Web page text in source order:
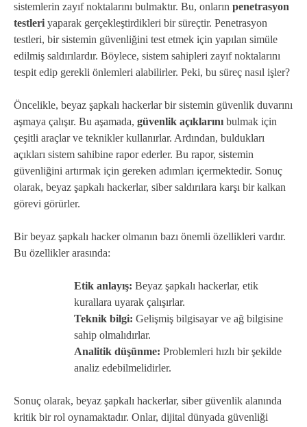
sistemlerin zayıf noktalarını bulmaktır. Bu, onların penetrasyon
testleri yaparak gerçekleştirdikleri bir süreçtir. Penetrasyon
testleri, bir sistemin güvenliğini test etmek için yapılan simüle
edilmiş saldırılardır. Böylece, sistem sahipleri zayıf noktalarını
tespit edip gerekli önlemleri alabilirler. Peki, bu süreç nasıl işler?
Öncelikle, beyaz şapkalı hackerlar bir sistemin güvenlik duvarını
aşmaya çalışır. Bu aşamada, güvenlik açıklarını bulmak için
çeşitli araçlar ve teknikler kullanırlar. Ardından, buldukları
açıkları sistem sahibine rapor ederler. Bu rapor, sistemin
güvenliğini artırmak için gereken adımları içermektedir. Sonuç
olarak, beyaz şapkalı hackerlar, siber saldırılara karşı bir kalkan
görevi görürler.
Bir beyaz şapkalı hacker olmanın bazı önemli özellikleri vardır.
Bu özellikler arasında:
Etik anlayış: Beyaz şapkalı hackerlar, etik
kurallara uyarak çalışırlar.
Teknik bilgi: Gelişmiş bilgisayar ve ağ bilgisine
sahip olmalıdırlar.
Analitik düşünme: Problemleri hızlı bir şekilde
analiz edebilmelidirler.
Sonuç olarak, beyaz şapkalı hackerlar, siber güvenlik alanında
kritik bir rol oynamaktadır. Onlar, dijital dünyada güvenliği